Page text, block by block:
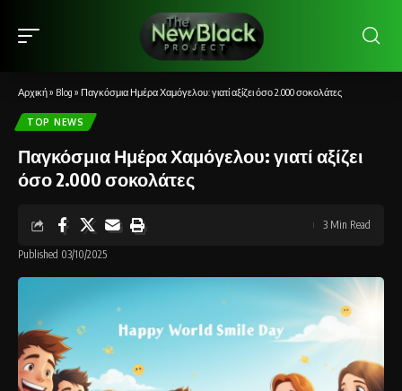
Αρχική» Blog » Παγκόσμια Ημέρα Χαμόγελου: γιατί αξίζει όσο 2.000 σοκολάτες
TOP NEWS
Παγκόσμια Ημέρα Χαμόγελου: γιατί αξίζει
όσο 2.000 σοκολάτες
Published 03/10/2025
3 Min Read